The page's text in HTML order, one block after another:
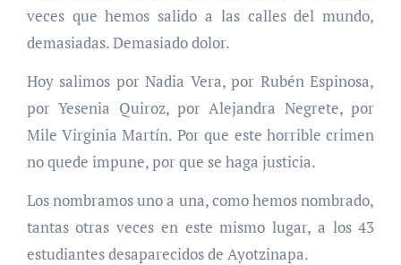
veces que hemos salido a las calles del mundo,
demasiadas. Demasiado dolor.
Hoy salimos por Nadia Vera, por Rubén Espinosa,
por Yesenia Quiroz, por Alejandra Negrete, por
Mile Virginia Martín. Por que este horrible crimen
no quede impune, por que se haga justicia.
Los nombramos uno a una, como hemos nombrado,
tantas otras veces en este mismo lugar, a los 43
estudiantes desaparecidos de Ayotzinapa.